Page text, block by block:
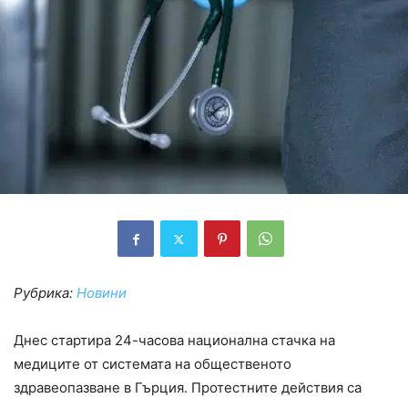
Рубрика: Новини
Днес стартира 24-часова национална стачка на
медиците от системата на общественото
здравеопазване в Гърция. Протестните действия са